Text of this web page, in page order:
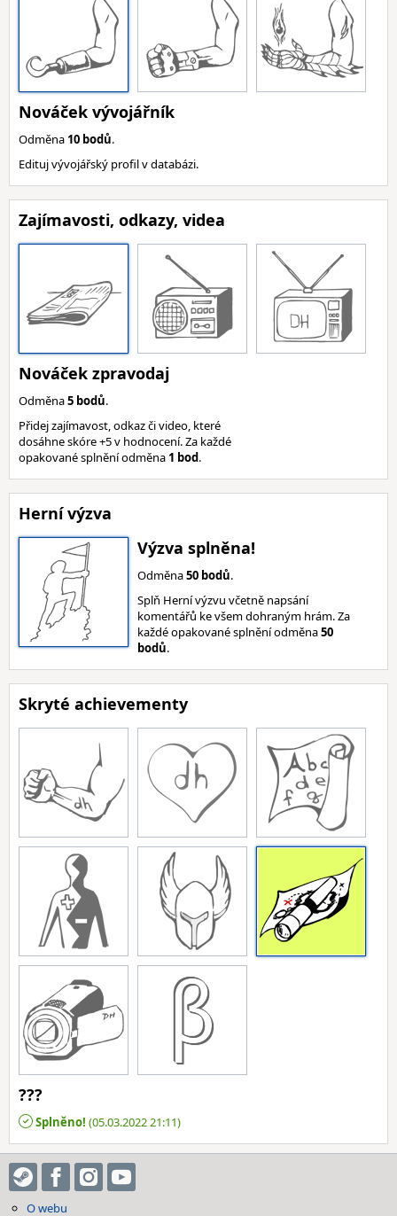
Nováček vývojářník
Odměna 10 bodů.
Edituj vývojářský profil v databázi.
Zajímavosti, odkazy, videa
Nováček zpravodaj
Odměna5 bodů.
Přidej zajímavost, odkaz či video, které
dosáhne skóre +5 v hodnocení. Za každé
opakované splnění odměna 1 bod.
Herní výzva
Výzva splněna!
Odměna50 bodů.
Splň Herní výzvu včetně napsání
komentářů ke všem dohraným hrám. Za
každé opakované splnění odměna50
bodů.
Skryté achievementy
???
Splněno! (05.03.2022 21:11)
O webu